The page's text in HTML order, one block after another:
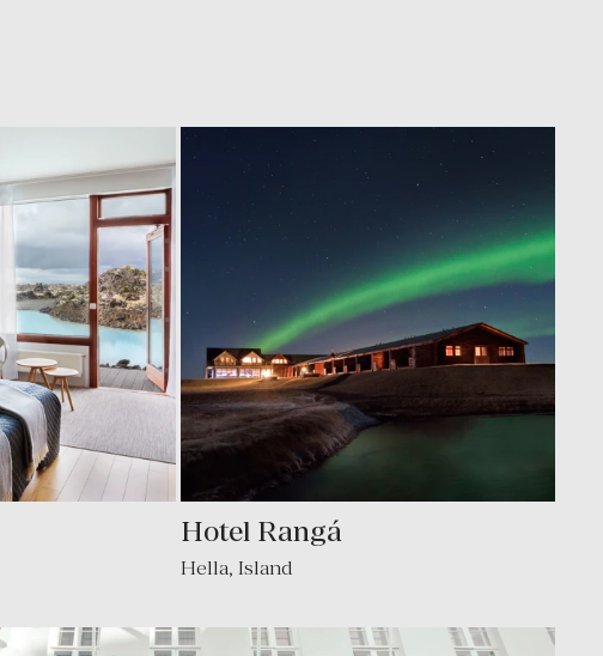
Hotel Rangá
Hella, Island